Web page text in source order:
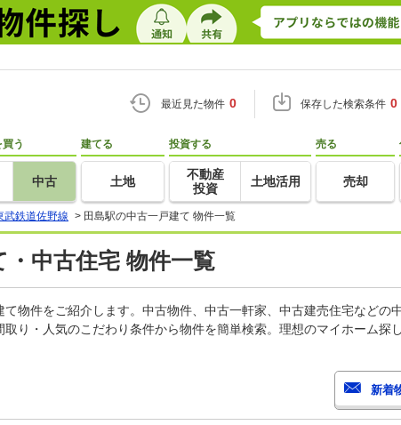
最近見た物件 0 保存した検索条件 0
う
中古
建てる
土地
投資する
不動産
投資
土地活用
売る
売却
武鉄道佐野線 > 田島駅の中古一戸建て 物件一覧
・中古住宅 物件一覧
物件をご紹介します。中古物件、中古一軒家、中古建売住宅などの
り・人気のこだわり条件から物件を簡単検索。理想のマイホーム探